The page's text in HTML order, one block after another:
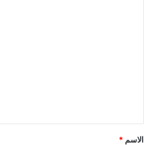
*
الاسم *